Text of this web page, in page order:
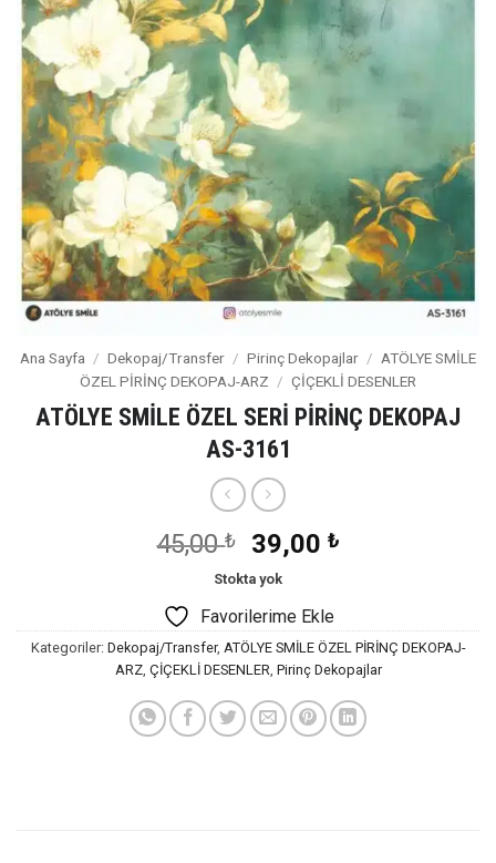
Ana Sayfa / Dekopaj/Transfer / Pirinç Dekopajlar / ATÖLYE SMİLE
ÖZEL PİRİNÇ DEKOPAJ-ARZ / ÇİÇEKLİ DESENLER
ATÖLYE SMİLE ÖZEL SERİ PİRİNÇ DEKOPAJ
AS-3161
45,00₺
Orijinal
fiyat:
45,00 ₺.
39,00 ₺Şu
39,00 ₺.
Stokta yok
Favorilerime Ekle
Kategoriler: Dekopaj/Transfer, ATÖLYE SMİLE ÖZEL PİRİNÇ DEKOPAJ-
ARZ, ÇİÇEKLİ DESENLER Pirinç Dekopajlar